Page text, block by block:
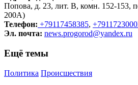
Попова, д. 23, лит. В, комн. 152-153,
200А)
Телефон: +79117458385,
Эл. почта: news.progorod@yandex.ru
Ещё темы
Политика Происшествия